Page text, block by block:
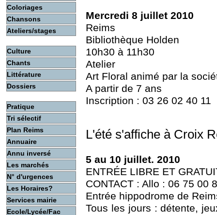
Coloriages
Chansons
Ateliers/stages
Culture
Chants
Littérature
Dossiers
Pratique
Tri sélectif
Plan Reims
Annuaire
Annu inversé
Les marchés
N° d'urgences
Les Horaires?
Services mairie
Ecole/Lycée/Fac
Mercredi 8 juillet 2010
Reims
Bibliothèque Holden
10h30 à 11h30
Atelier
Art Floral animé par la
A partir de 7 ans
Inscription : 03 26 02 40 11
L'été s'affiche à Croix
5 au 10 juillet. 2010
ENTRÉE LIBRE ET
CONTACT : Allo : 06 75 00
Entrée hippodrome de
Tous les jours : détente,